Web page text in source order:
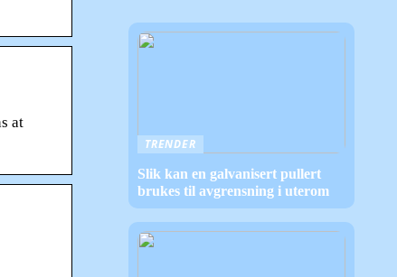
at
TRENDER
Slik kan en galvanisert pullert
brukes til avgrensning i uterom